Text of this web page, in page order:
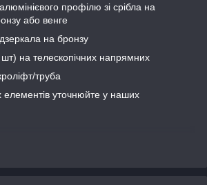
профілю зі срібла на
або венге
на бронзу
на телескопічних напрямних
труба
елементів уточнюйте у наших